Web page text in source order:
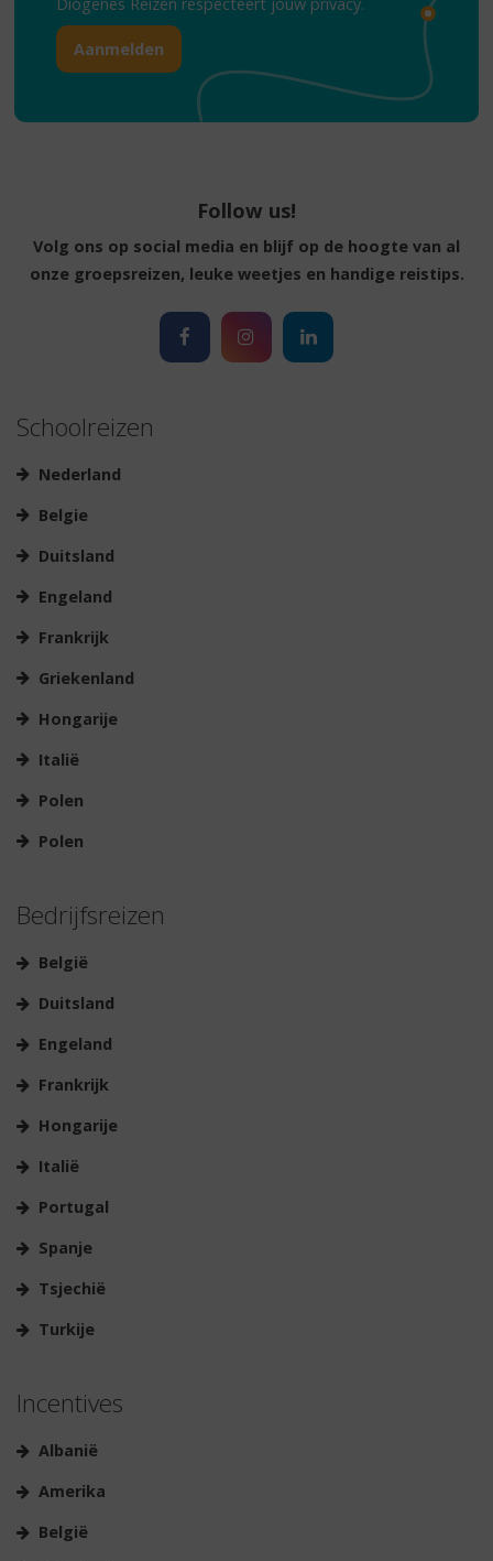
Follow us!
Volg ons op social media en blijf op de hoogte van al
onze groepsreizen, leuke weetjes en handige reistips.
Schoolreizen
Nederland
Belgie
Duitsland
Engeland
Frankrijk
Griekenland
Hongarije
Italië
Polen
Polen
Bedrijfsreizen
België
Duitsland
Engeland
Frankrijk
Hongarije
Italië
Portugal
Spanje
Tsjechië
Turkije
Incentives
Albanië
Amerika
België